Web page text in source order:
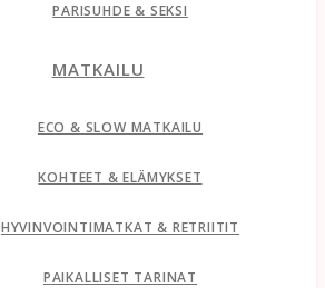
PARISUHDE & SEKSI
MATKAILU
ECO & SLOW MATKAILU
KOHTEET & ELÄMYKSET
HYVINVOINTIMATKAT & RETRIITIT
PAIKALLISET TARINAT